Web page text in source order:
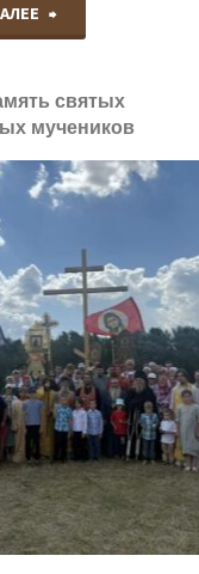
"Епископ
и
Каменский
совершил
Божественную
Литургию
в храме
в
честь
святых
мучеников